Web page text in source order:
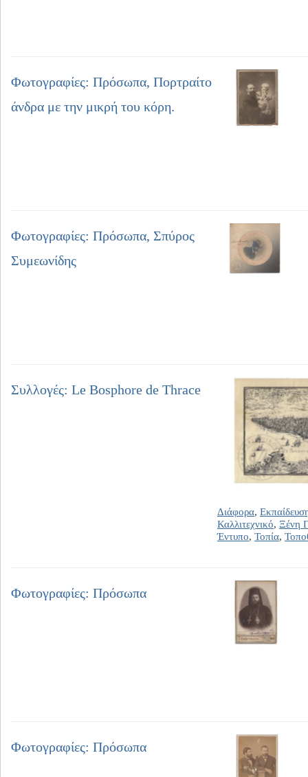
Φωτογραφίες: Πρόσωπα, Πορτραίτο
άνδρα με την μικρή του κόρη.
Φωτογραφίες: Πρόσωπα, Σπύρος
Συμεωνίδης
Συλλογές: Le Bosphore de Thrace
Διάφορα,
Καλλιτεχνικό, Ξένη
Έντυπο, Τοπία,
Φωτογραφίες: Πρόσωπα
Φωτογραφίες: Πρόσωπα